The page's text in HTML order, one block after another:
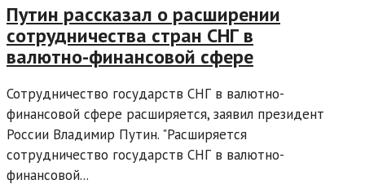
Путин рассказал о расширении
сотрудничества стран СНГ в
валютно-финансовой сфере
Сотрудничество государств СНГ в валютно-
финансовой сфере расширяется, заявил президент
России Владимир Путин. "Расширяется
сотрудничество государств СНГ в валютно-
финансовой...